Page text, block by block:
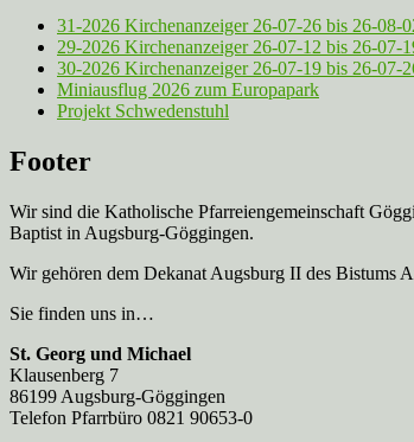
31-2026 Kirchenanzeiger 26-07-26 bis 26-08-
29-2026 Kirchenanzeiger 26-07-12 bis 26-07-
30-2026 Kirchenanzeiger 26-07-19 bis 26-07-
Miniausflug 2026 zum Europapark
Projekt Schwedenstuhl
Footer
Wir sind die Katholische Pfarreien­gemeinschaft
Baptist in Augsburg-Göggingen.
Wir gehören dem Dekanat Augsburg II des Bistums
Sie finden uns in…
St. Georg und Michael
Klausenberg 7
86199 Augsburg-Göggingen
Telefon Pfarrbüro 0821 90653-0